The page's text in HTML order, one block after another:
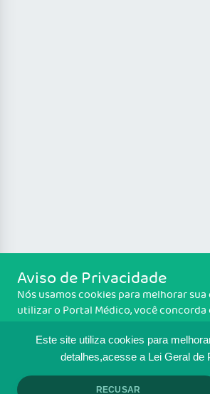
Este site utiliza cookies para
detalhes,acesse a Lei Geral
RECUSAR
Aviso de Privacidade
Nós usamos cookies para melhorar
utilizar o Portal Médico, você
você concorda, clique em ACEITO.